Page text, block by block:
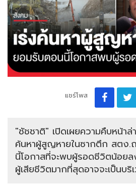
แชร์โพส
"ชัชชาติ" เปิดเผยความคืบหน้า
ค้นหาผู้สูญหายในซากตึก สตง.
นี้โอกาสที่จะพบผู้รอดชีวิตน้อย
ผู้เสียชีวิตมากที่สุดอาจจะเป็นบ